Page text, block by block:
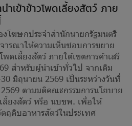
ำเข้าข้าวโพดเลี้ยงสัตว์ ภาย
โฆษกประจำสำนักนายกรัฐมนตรี
ารณาให้ความเห็นชอบการขยาย
พดเลี้ยงสัตว์ ภายใต้เขตการค้าเสรี
สำหรับผู้นำเข้าทั่วไป จากเดิม
มิถุนายน 2569 เป็นระหว่างวันที่
ตามมติคณะกรรมการนโยบาย
ลี้ยงสัตว์ หรือ นบขพ. เพื่อให้
ดิบอาหารสัตว์ในประเทศ